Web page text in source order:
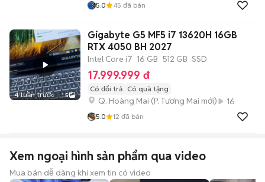
5.0 45 đã bán
4 tuần trước 5
Gigabyte G5 MF5 i7 13620H 16GB
RTX 4050 BH 2027
Intel Core i7 16 GB 512 GB SSD
17.999.999 đ
Có đổi trả Có quà tặng
Q. Hoàng Mai (P. Tương Mai mới) 16
5.0 12 đã bán
Xem ngoại hình sản phẩm qua video
Mua bán dễ dàng khi xem tin có video